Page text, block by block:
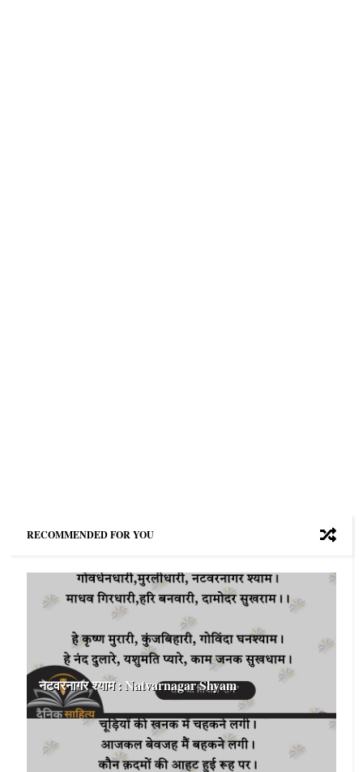
RECOMMENDED FOR YOU
नटवरनागर श्याम : Natvarnagar Shyam